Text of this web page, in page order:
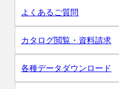
よくあるご質問
カタログ閲覧・資料請求
各種データダウンロード